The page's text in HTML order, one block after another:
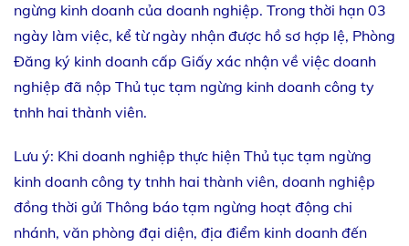
ngừng kinh doanh của doanh nghiệp. Trong thời hạn 03
ngày làm việc, kể từ ngày nhận được hồ sơ hợp lệ, Phòng
Đăng ký kinh doanh cấp Giấy xác nhận về việc doanh
nghiệp đã nộp Thủ tục tạm ngừng kinh doanh công ty
tnhh hai thành viên.
Lưu ý: Khi doanh nghiệp thực hiện Thủ tục tạm ngừng
kinh doanh công ty tnhh hai thành viên, doanh nghiệp
đồng thời gửi Thông báo tạm ngừng hoạt động chi
nhánh, văn phòng đại diện, địa điểm kinh doanh đến